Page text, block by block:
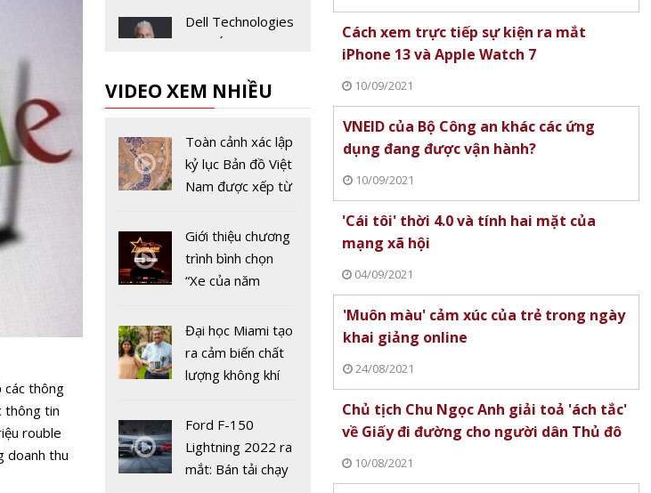
các thông
thông tin
rouble
doanh thu
Dell Technologies
châu Á-Thái Bình
Bản có Chủ tịch
mới
mùa 3 được
Netflix công chiếu
vào 17/9
'Cái tôi' thời 4.0 và
tính hai mặt của
mạng xã hội
VIDEO XEM NHIỀU
Toàn cảnh xác lập
kỷ lục Bản đồ Việt
Nam được xếp từ
năm 2022
Giới thiệu chương
trình bình chọn
“Xe của năm
Đại học Miami tạo
ra cảm biến chất
lượng không khí
19
Ford F-150
Lightning 2022 ra
mắt: Bán tải chạy
Cách xem trực tiếp sự kiện ra mắt
iPhone 13 và Apple Watch 7
10/09/2021
VNEID của Bộ Công an khác các ứng
dụng đang được vận hành?
10/09/2021
'Cái tôi' thời 4.0 và tính hai mặt của
mạng xã hội
04/09/2021
'Muôn màu' cảm xúc của trẻ trong ngày
khai giảng online
24/08/2021
Chủ tịch Chu Ngọc Anh giải toả 'ách tắc'
về Giấy đi đường cho người dân Thủ đô
10/08/2021